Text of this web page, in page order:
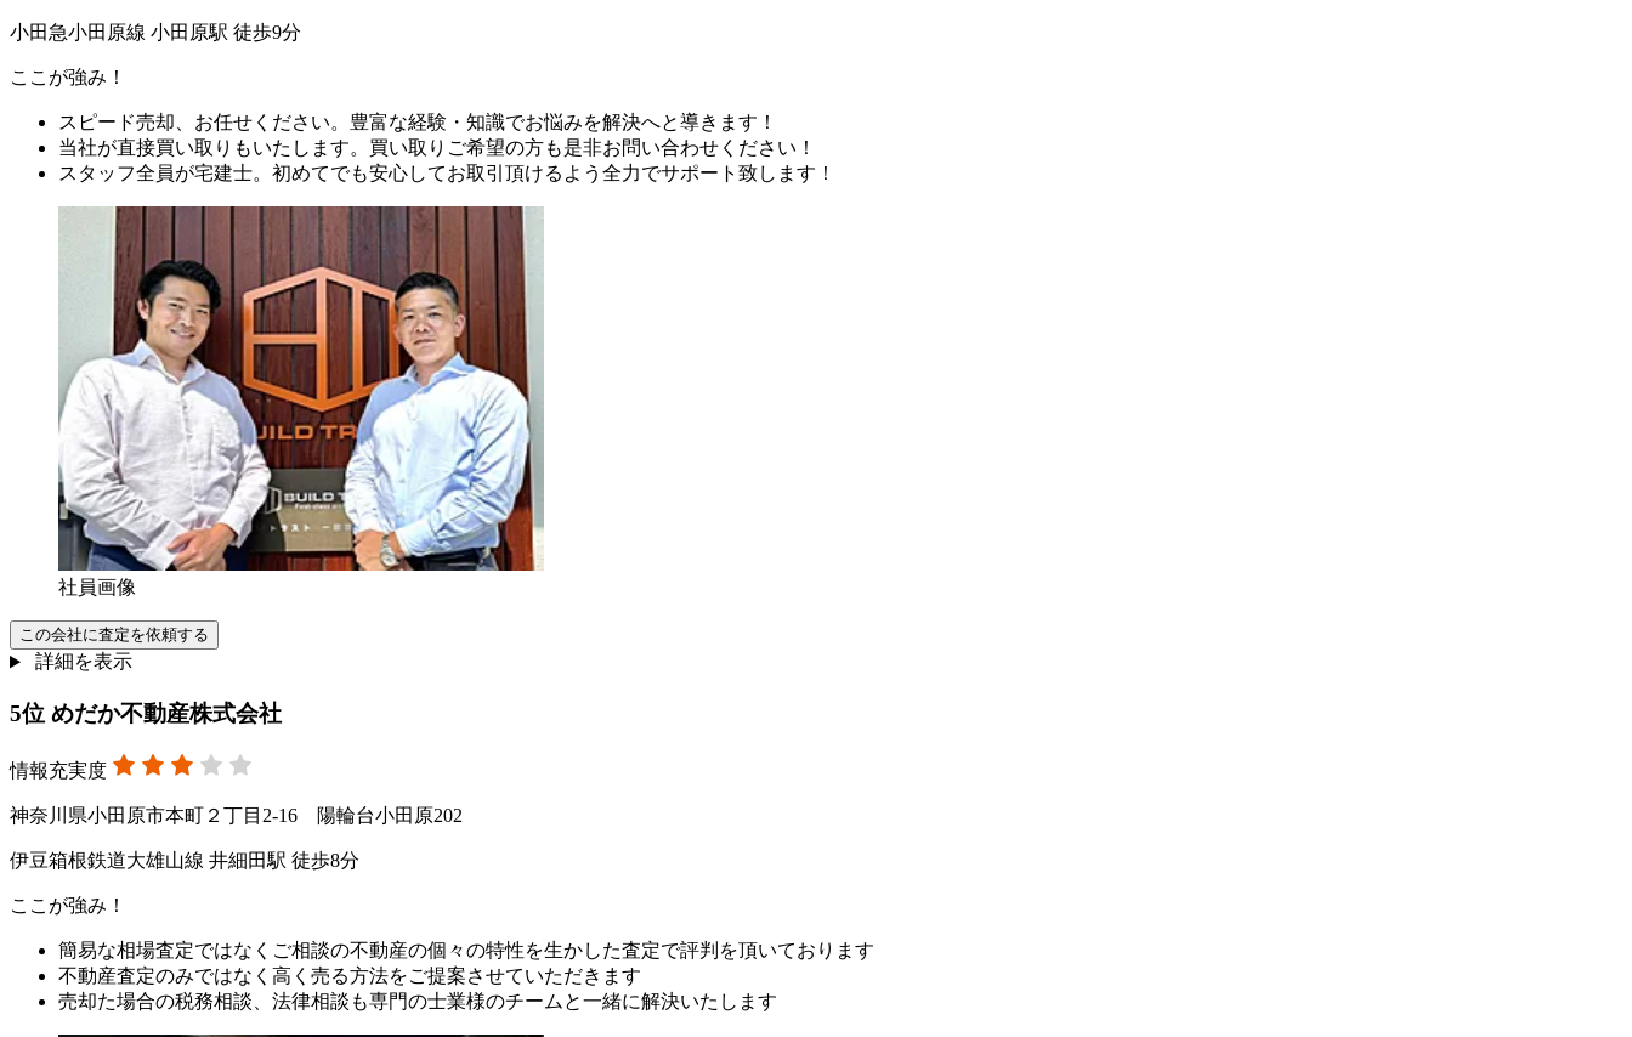
小田急小田原線 小田原駅 徒歩9分
ここが強み！
スピード売却、お任せください。豊富な経験・知識でお悩みを解決へと導きます！
当社が直接買い取りもいたします。買い取りご希望の方も是非お問い合わせください！
スタッフ全員が宅建士。初めてでも安心してお取引頂けるよう全力でサポート致します！
社員画像
この会社に査定を依頼する
詳細を表示
5位 めだか不動産株式会社
情報充実度
神奈川県小田原市本町２丁目2-16 陽輪台小田原202
伊豆箱根鉄道大雄山線 井細田駅 徒歩8分
ここが強み！
簡易な相場査定ではなくご相談の不動産の個々の特性を生かした査定で評判を頂いております
不動産査定のみではなく高く売る方法をご提案させていただきます
売却た場合の税務相談、法律相談も専門の士業様のチームと一緒に解決いたします